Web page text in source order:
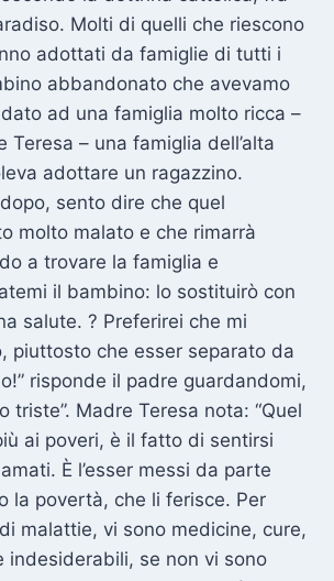
Molti di quelli che riescono
adottati da famiglie di tutti i
abbandonato che avevamo
ad una famiglia molto ricca –
Teresa – una famiglia dell’alta
adottare un ragazzino.
sento dire che quel
molto malato e che rimarrà
a trovare la famiglia e
il bambino: lo sostituirò con
salute. ? Preferirei che mi
piuttosto che esser separato da
risponde il padre guardandomi,
triste”. Madre Teresa nota: “Quel
ai poveri, è il fatto di sentirsi
È l’esser messi da parte
la povertà, che li ferisce. Per
malattie, vi sono medicine, cure,
indesiderabili, se non vi sono